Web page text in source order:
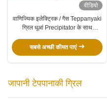
वीडियो
वाणिज्यिक इलेक्ट्रिक / गैस Teppanyaki
ग्रिल धूआं Precipitator के साथ
सबसे अच्छी कीमत पाएं
जापानी टेपपानाकी ग्रिल